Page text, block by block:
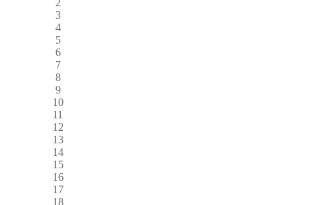
3
4
5
6
7
8
9
10
11
12
13
14
15
16
17
18